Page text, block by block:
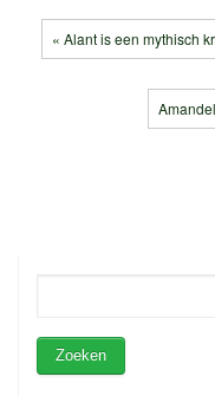
« Alant is een mythisch